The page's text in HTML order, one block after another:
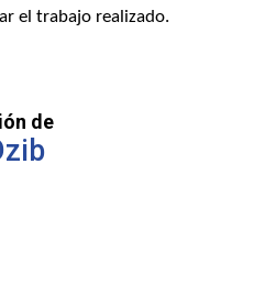
el trabajo realizado.
de